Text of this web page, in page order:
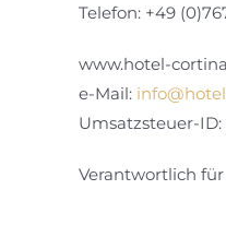
Telefon: +49
www.hotel-
e-Mail:
Umsatzsteuer-ID:
Verantwortlich